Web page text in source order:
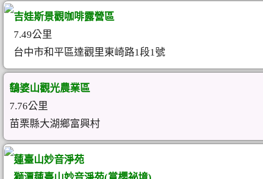
吉娃斯景觀咖啡露營區
7.49公里
台中市和平區達觀里東崎路1段1號
鷂婆山觀光農業區
7.76公里
苗栗縣大湖鄉富興村
蓮臺山妙音淨苑